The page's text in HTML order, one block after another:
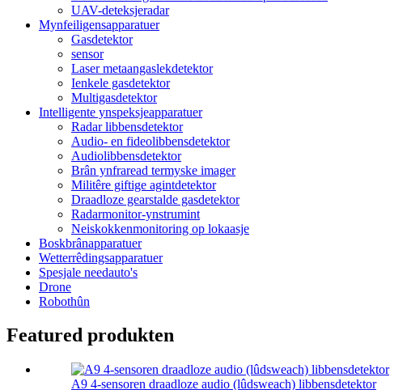
UAV-deteksjeradar
Mynfeiligensapparatuer
Gasdetektor
sensor
Laser metaangaslekdetektor
Ienkele gasdetektor
Multigasdetektor
Intelligente ynspeksjeapparatuer
Radar libbensdetektor
Audio- en fideolibbensdetektor
Audiolibbensdetektor
Brân ynfraread termyske imager
Militêre giftige agintdetektor
Draadloze gearstalde gasdetektor
Radarmonitor-ynstrumint
Neiskokkenmonitoring op lokaasje
Boskbrânapparatuer
Wetterrêdingsapparatuer
Spesjale needauto's
Drone
Robothûn
Featured produkten
A9 4-sensoren draadloze audio (lûdsweach) libbensdetektor